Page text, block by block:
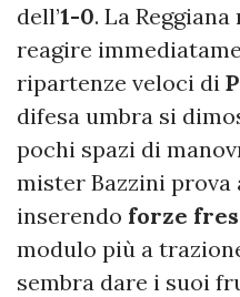
dell’1-0. La
reagire
ripartenze veloci di
difesa umbra si
pochi spazi di
mister Bazzini
inserendo forze
modulo più a
sembra dare i suoi